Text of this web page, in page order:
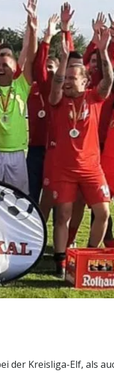
der Kreisliga-Elf, als